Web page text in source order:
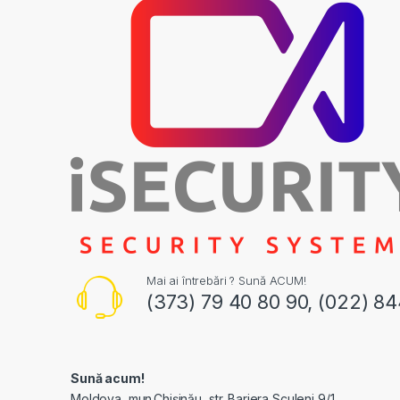
Mai ai întrebări ? Sună ACUM!
(373) 79 40 80 90, (022)
Sună acum!